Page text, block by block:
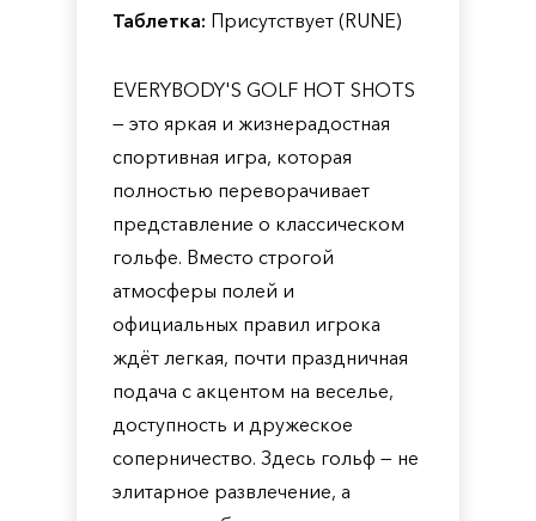
Таблетка: Присутствует (RUNE)
EVERYBODY'S GOLF HOT SHOTS
— это яркая и жизнерадостная
спортивная игра, которая
полностью переворачивает
представление о классическом
гольфе. Вместо строгой
атмосферы полей и
официальных правил игрока
ждёт легкая, почти праздничная
подача с акцентом на веселье,
доступность и дружеское
соперничество. Здесь гольф — не
элитарное развлечение, а